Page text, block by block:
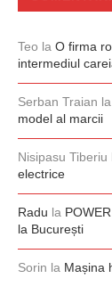
Teo la O firma
intermediul
Serban Traian la
model al marcii
Nisipasu Tiberiu
electrice
Radu la
la București
Sorin la Mașina